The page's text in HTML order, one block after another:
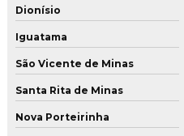
Dionísio
Iguatama
São Vicente de Minas
Santa Rita de Minas
Nova Porteirinha